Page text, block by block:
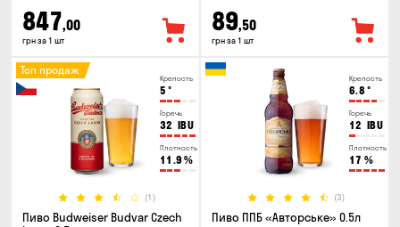
847,00
грн за 1 шт
89,50
грн за 1 шт
Крепость
5 °
Горечь
32 IBU
Плотность
11.9 %
(1)
Топ продаж
Пиво Budweiser Budvar Czech
Крепость
6.8 °
Горечь
12 IBU
Плотность
17 %
(3)
Пиво ППБ «Авторське» 0.5л